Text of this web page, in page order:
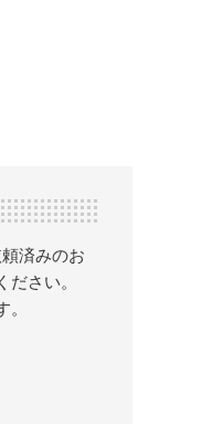
済みのお
さい。